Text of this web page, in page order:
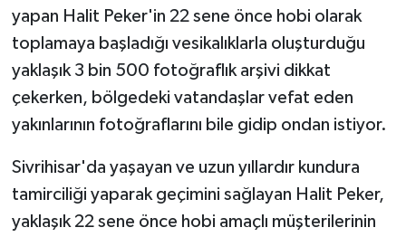
yapan Halit Peker'in 22 sene önce hobi olarak
toplamaya başladığı vesikalıklarla oluşturduğu
yaklaşık 3 bin 500 fotoğraflık arşivi dikkat
çekerken, bölgedeki vatandaşlar vefat eden
yakınlarının fotoğraflarını bile gidip ondan istiyor.
Sivrihisar'da yaşayan ve uzun yıllardır kundura
tamirciliği yaparak geçimini sağlayan Halit Peker,
yaklaşık 22 sene önce hobi amaçlı müşterilerinin